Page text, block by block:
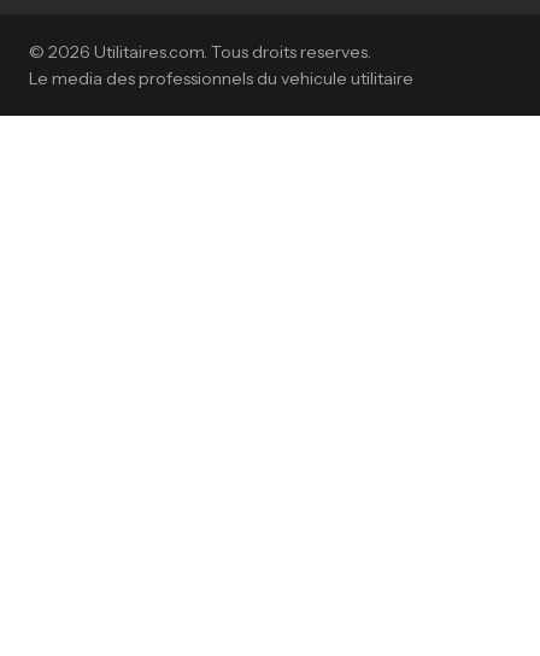
© 2026 Utilitaires.com. Tous droits reserves.
Le media des professionnels du vehicule utilitaire